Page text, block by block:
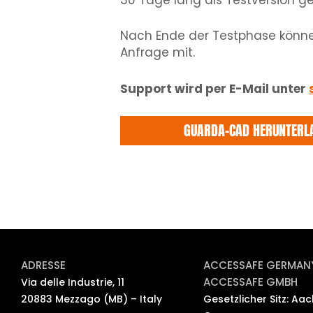
Nach Ende der Testphase
Anfrage mit.
Support wird per E-Mail unter
GUARDA-CAD
ADRESSE
Via delle Industrie, 11
20883 Mezzago (MB) – Italy
ACCESSAFE
ACCESSAFE GMBH
Gesetzlicher Sitz: